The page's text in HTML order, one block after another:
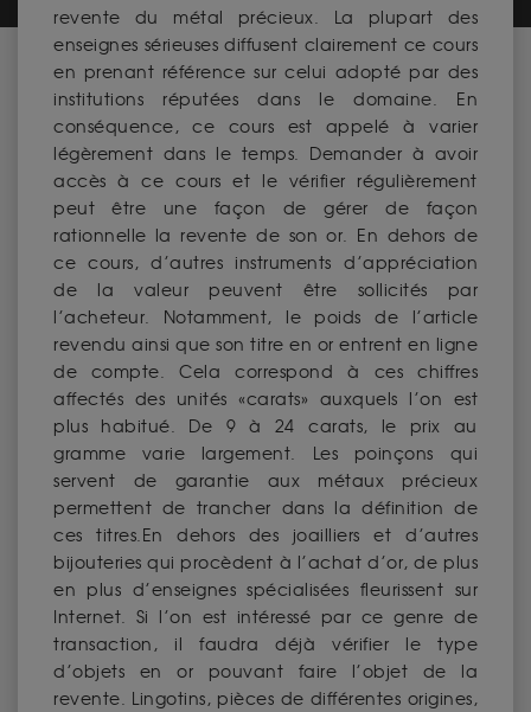
revente du métal précieux. La plupart des
enseignes sérieuses diffusent clairement ce cours
en prenant référence sur celui adopté par des
institutions réputées dans le domaine. En
conséquence, ce cours est appelé à varier
légèrement dans le temps. Demander à avoir
accès à ce cours et le vérifier régulièrement
peut être une façon de gérer de façon
rationnelle la revente de son or. En dehors de
ce cours, d’autres instruments d’appréciation
de la valeur peuvent être sollicités par
l’acheteur. Notamment, le poids de l’article
revendu ainsi que son titre en or entrent en ligne
de compte. Cela correspond à ces chiffres
affectés des unités «carats» auxquels l’on est
plus habitué. De 9 à 24 carats, le prix au
gramme varie largement. Les poinçons qui
servent de garantie aux métaux précieux
permettent de trancher dans la définition de
ces titres.En dehors des joailliers et d’autres
bijouteries qui procèdent à l’achat d’or, de plus
en plus d’enseignes spécialisées fleurissent sur
Internet. Si l’on est intéressé par ce genre de
transaction, il faudra déjà vérifier le type
d’objets en or pouvant faire l’objet de la
revente. Lingotins, pièces de différentes origines,